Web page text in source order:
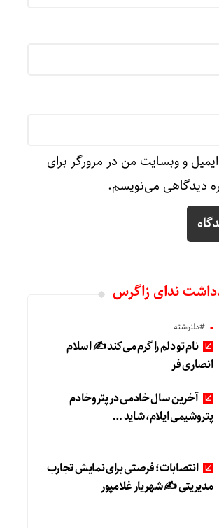
و وبسایت من در مرورگر برای
دیدگاهی می‌نویسم.
ندای زاگرس
#دلنوشته
نام تو دلم را گرم می‌کند ✍️ اسلام
انصاری فر
آخرین سال خادمی در پتروخادم
پتروشیمی ایلام، شاید …
انتصابات؛ فرصتی برای نمایش تجارب
مدیریتی ✍ شهریار غلامپور